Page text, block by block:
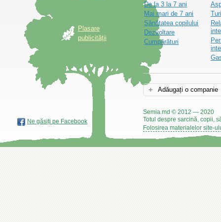
Plasare
publicității
De la 3 la 7 ani
Mai mari de 7 ani
Sănătatea copilului
Dezvoltare
Cumpărături
Adăugați o companie
Semia.md © 2012 — 2020
Totul despre sarcină, copii,
Folosirea materialelor site-
Ne găsiți pe Facebook